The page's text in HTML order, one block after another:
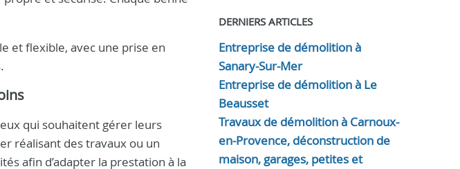
et flexible, avec une prise en
qui souhaitent gérer leurs
réalisant des travaux ou un
afin d’adapter la prestation à la
DERNIERS ARTICLES
Entreprise de démolition à
Sanary-Sur-Mer
Entreprise de démolition à Le
Beausset
Travaux de démolition à Carnoux-
en-Provence, déconstruction de
maison, garages, petites et